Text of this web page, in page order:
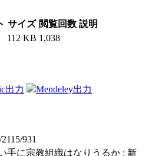
サイズ 閲覧回数 説明
112 KB 1,038
出力 Mendeley出力
931
手に宗教組織はなりうるか : 新